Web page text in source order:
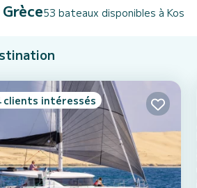
53 bateaux disponibles à Kos
clients intéressés